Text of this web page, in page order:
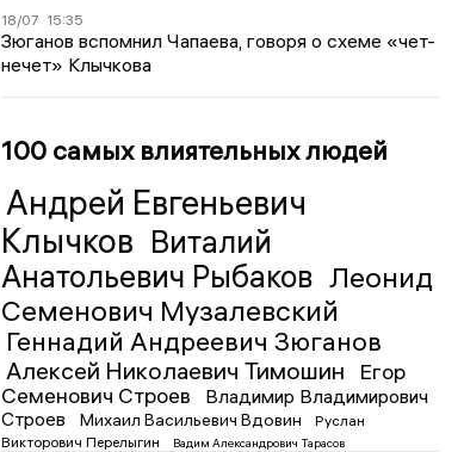
18/07 15:35
Зюганов вспомнил Чапаева, говоря о схеме «чет-
нечет» Клычкова
100 самых влиятельных людей
Андрей Евгеньевич
Клычков Виталий
Анатольевич Рыбаков Леонид
Семенович Музалевский
Геннадий Андреевич Зюганов
Алексей Николаевич Тимошин
Егор
Семенович Строев
Владимир Владимирович
Строев
Михаил Васильевич Вдовин
Руслан
Викторович Перелыгин
Вадим Александрович Тарасов